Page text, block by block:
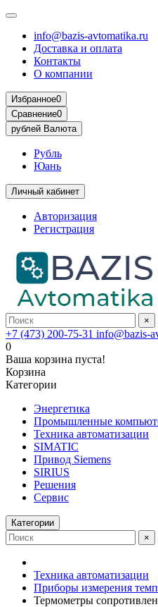
info@bazis-avtomatika.ru
Доставка и оплата
Контакты
О компании
Избранное0
Сравнение0
рублей Валюта
Рубль
Юань
Личный кабинет
Авторизация
Регистрация
×
+7 (473) 200-75-31 info@bazis-
0
Ваша корзина пуста!
Корзина
Категории
Энергетика
Промышленные
Техника автоматизации
SIMATIC
Привод Siemens
SIRIUS
Решения
Сервис
Категории
×
Техника автоматизации
Приборы измерения
Термометры